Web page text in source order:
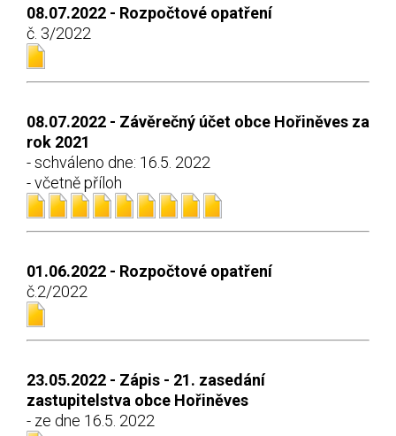
08.07.2022 - Rozpočtové opatření
č. 3/2022
08.07.2022 - Závěrečný účet obce Hořiněves za
rok 2021
- schváleno dne: 16.5. 2022
- včetně příloh
01.06.2022 - Rozpočtové opatření
č.2/2022
23.05.2022 - Zápis - 21. zasedání
zastupitelstva obce Hořiněves
- ze dne 16.5. 2022